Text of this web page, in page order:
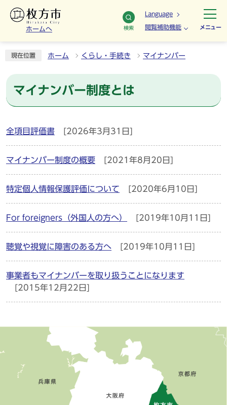
ホームへ 検索
Language
閲覧補助機能 メニュー
現在位置 ホーム くらし・手続き マイナンバー
マイナンバー制度とは
全項目評価書 [2026年3月31日]
マイナンバー制度の概要 [2021年8月20日]
特定個人情報保護評価について [2020年6月10日]
For foreigners（外国人の方へ） [2019年10月11日]
聴覚や視覚に障害のある方へ [2019年10月11日]
事業者もマイナンバーを取り扱うことになります
[2015年12月22日]